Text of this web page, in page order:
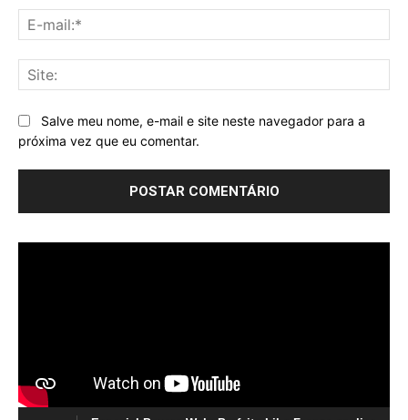
Salve meu nome, e-mail e site neste navegador para a
próxima vez que eu comentar.